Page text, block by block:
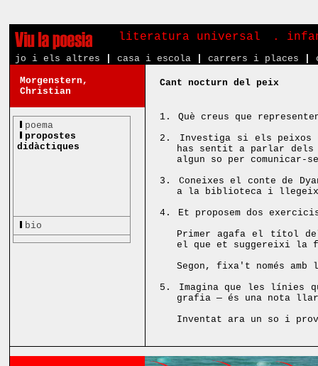
literatura universal .
jo i els altres casa i escola carrers i places
Morgenstern,
Christian
poema
propostes
didàctiques
bio
Cant nocturn del peix
1.
Què creus que
2.
Investiga si els peixos
has sentit a parlar dels
algun so per comunicar-
3.
Coneixes el conte de
a la biblioteca i
4.
Et proposem dos
Primer agafa el títol del
el que et suggereixi la
Segon, fixa't només
5.
Imagina que les línies
grafia — és una nota
Inventat ara un so i